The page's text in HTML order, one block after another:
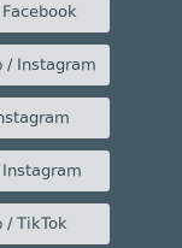
Facebook
/ Instagram
Instagram
/ TikTok